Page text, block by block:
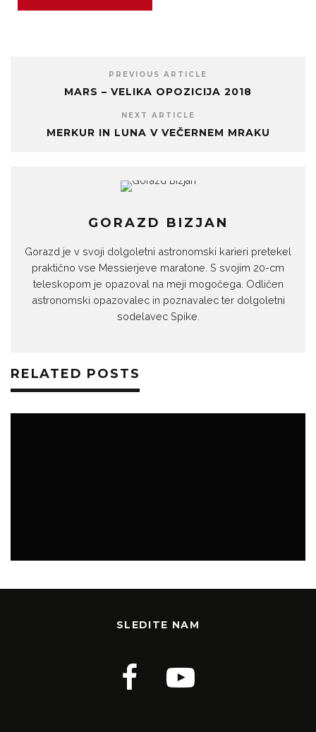
PREVIOUS ARTICLE
MARS – VELIKA OPOZICIJA 2018
NEXT ARTICLE
MERKUR IN LUNA V VEČERNEM MRAKU
GORAZD BIZJAN
Gorazd je v svoji dolgoletni astronomski karieri pretekel
praktično vse Messierjeve maratone. S svojim 20-cm
teleskopom je opazoval na meji mogočega. Odličen
astronomski opazovalec in poznavalec ter dolgoletni
sodelavec Spike.
RELATED POSTS
SLEDITE NAM